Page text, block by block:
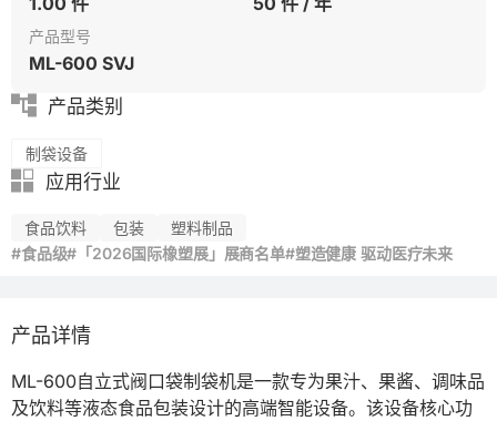
产品型号
ML-600 SVJ
产品类别
制袋设备
应用行业
食品饮料 包装
塑料制品
#食品级#「2026国际橡塑展」展商名单#塑造健康 驱动医疗未来
产品详情
ML-600自立式阀口袋制袋机是一款专为果汁、果酱、调味品
及饮料等液态食品包装设计的高端智能设备。该设备核心功